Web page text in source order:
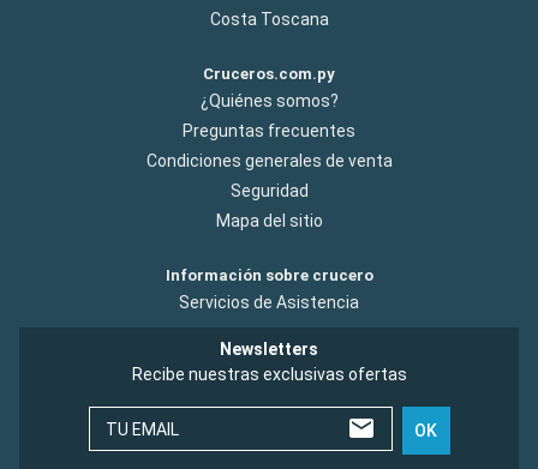
Costa Toscana
Cruceros.com.py
¿Quiénes somos?
Preguntas frecuentes
Condiciones generales de venta
Seguridad
Mapa del sitio
Información sobre crucero
Servicios de Asistencia
Newsletters
Recibe nuestras exclusivas ofertas
TU EMAIL OK